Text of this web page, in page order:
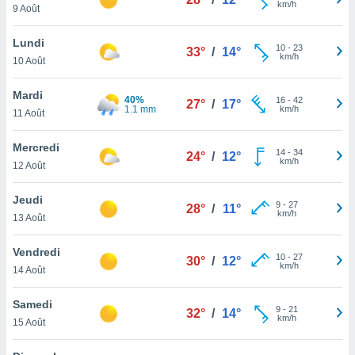
au
vous
de
ou
de
le
ainsi
un
la
du
9 Août
km/h
Lundi
10 Août
33° / 14° 10- 23
km/h
Mardi
11 Août
40%
1.1 mm
27° / 17° 16- 42
km/h
Mercredi
12 Août
24° / 12° 14- 34
km/h
Jeudi
13 Août
28° / 11° 9- 27
km/h
Vendredi
14 Août
30° / 12° 10- 27
km/h
Samedi
15 Août
32° / 14° 9- 21
km/h